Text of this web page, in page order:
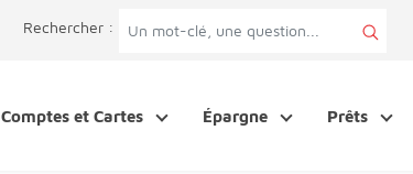
Rechercher :
Comptes et Cartes Épargne Prêts